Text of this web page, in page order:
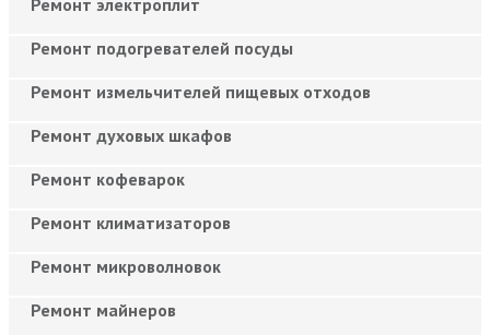
Ремонт подогревателей посуды
Ремонт измельчителей пищевых отходов
Ремонт духовых шкафов
Ремонт кофеварок
Ремонт климатизаторов
Ремонт микроволновок
Ремонт майнеров